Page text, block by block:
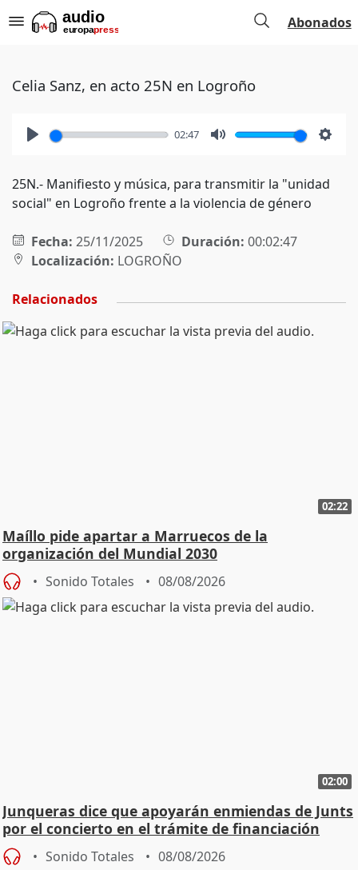
Abonados
Celia Sanz, en acto 25N en Logroño
02:47
25N.- Manifiesto y música, para transmitir la "unidad
social" en Logroño frente a la violencia de género
Fecha: 25/11/2025 Duración: 00:02:47
Localización: LOGROÑO
Relacionados
02:22
Maíllo pide apartar a Marruecos de la
organización del Mundial 2030
Sonido Totales 08/08/2026
02:00
Junqueras dice que apoyarán enmiendas de Junts
por el concierto en el trámite de financiación
Sonido Totales 08/08/2026